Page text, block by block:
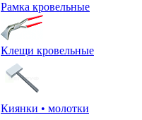
Рамка кровельные
Клещи кровельные
Киянки • молотки